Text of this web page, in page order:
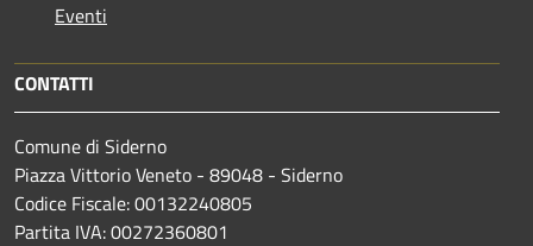
Eventi
CONTATTI
Comune di Siderno
Piazza Vittorio Veneto - 89048 - Siderno
Codice Fiscale: 00132240805
Partita IVA: 00272360801